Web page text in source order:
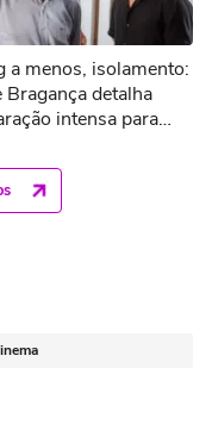
a menos, isolamento:
Bragança detalha
intensa para